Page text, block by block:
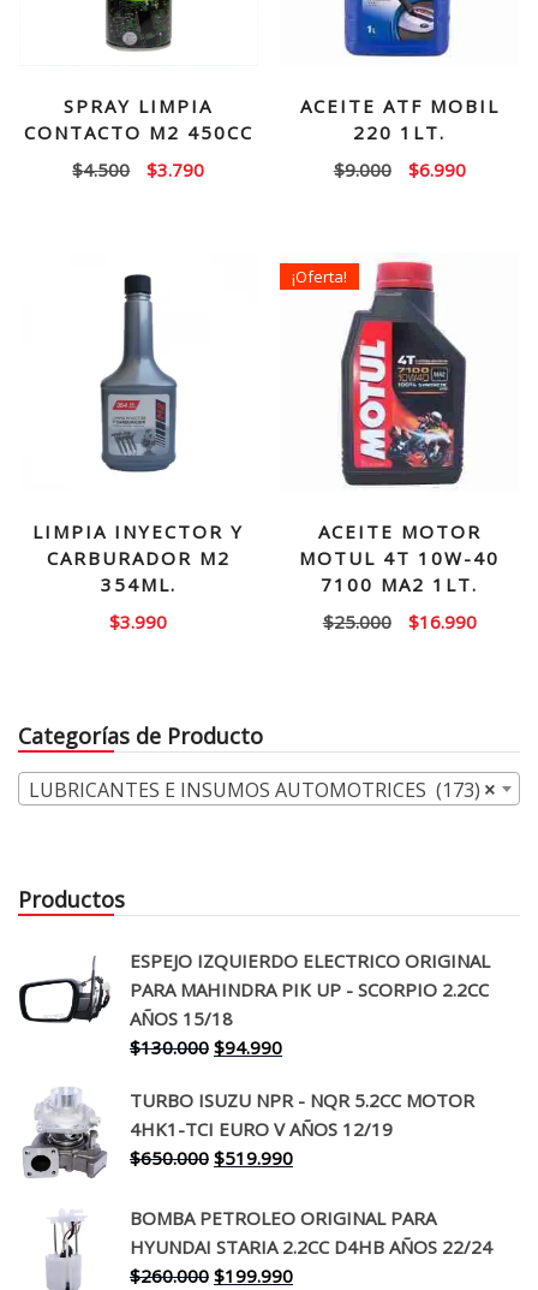
SPRAY LIMPIA
CONTACTO M2 450CC
$4.500
El
$4.500.
$3.790El
ACEITE ATF MOBIL
220 1LT.
$9.000
El
era:
$9.000.
$6.990El
LIMPIA INYECTOR Y
CARBURADOR M2
354ML.
$3.990
¡Oferta!
ACEITE MOTOR
MOTUL 4T 10W-40
7100 MA2 1LT.
$25.000
El
$16.990El
Categorías de Producto
×
LUBRICANTES E INSUMOS AUTOMOTRICES (173)
Productos
ESPEJO IZQUIERDO ELECTRICO ORIGINAL
PARA MAHINDRA PIK UP - SCORPIO 2.2CC
AÑOS 15/18
$130.000 El
original
era:
$130.000.
$94.990El
actual
es:
$94.990.
TURBO ISUZU NPR - NQR 5.2CC MOTOR
4HK1-TCI EURO V AÑOS 12/19
$650.000 El
original
era:
$650.000.
$519.990El
actual
es:
$519.990.
BOMBA PETROLEO ORIGINAL PARA
HYUNDAI STARIA 2.2CC D4HB AÑOS 22/24
$260.000 El
$199.990El